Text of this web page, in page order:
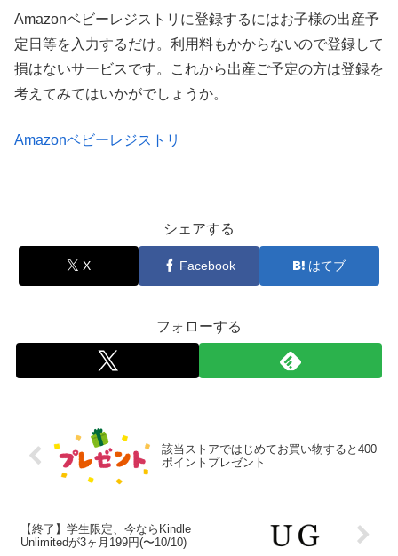
Amazonベビーレジストリに登録するにはお子様の出産予
定日等を入力するだけ。利用料もかからないので登録して
損はないサービスです。これから出産ご予定の方は登録を
考えてみてはいかがでしょうか。
Amazonベビーレジストリ
シェアする
X Facebook はてブ
フォローする
該当ストアではじめてお買い物すると400
ポイントプレゼント
【終了】学生限定、今ならKindle
Unlimitedが3ヶ月199円(〜10/10)